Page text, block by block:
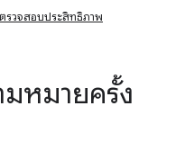
รวจสอบประสิทธิภาพ
หมายครั้ง